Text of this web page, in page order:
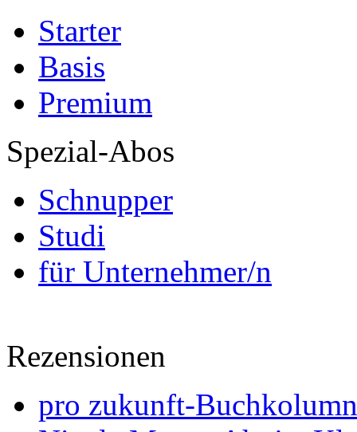
Starter
Basis
Premium
Spezial-Abos
Schnupper
Studi
für Unternehmer/n
Rezensionen
pro zukunft-